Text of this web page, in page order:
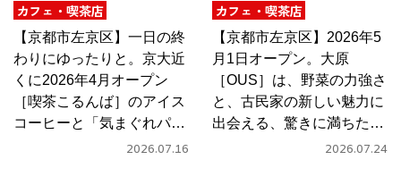
カフェ・喫茶店
【京都市左京区】一日の終
わりにゆったりと。京大近
くに2026年4月オープン
［喫茶こるんば］のアイス
コーヒーと「気まぐれパス
2026.07.16
カフェ・喫茶店
【京都市左京区】2026年5
月1日オープン。大原
［OUS］は、野菜の力強さ
と、古民家の新しい魅力に
出会える、驚きに満ちたカ
2026.07.24